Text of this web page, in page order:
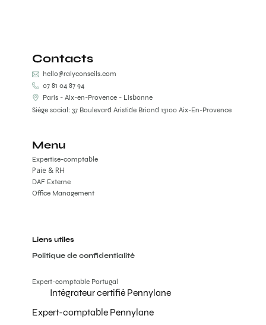
Contacts
hello@ralyconseils.com
07 81 04 87 94
Paris - Aix-en-Provence - Lisbonne
Siège social: 37 Boulevard Aristide Briand 13100 Aix-En-Provence
Menu
Expertise-comptable
DAF Externe
Office Management
Paie & RH
Liens utiles
Politique de confidentialité
Expert-comptable Portugal
Intégrateur certifié Pennylane
Expert-comptable Pennylane